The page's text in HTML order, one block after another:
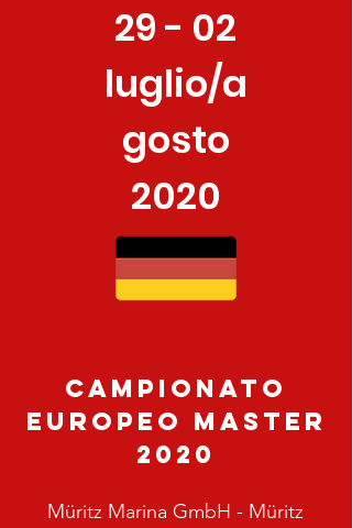
29 - 02
luglio/a
gosto
2020
Campionato
Europeo Master
2020
Müritz Marina GmbH - Müritz